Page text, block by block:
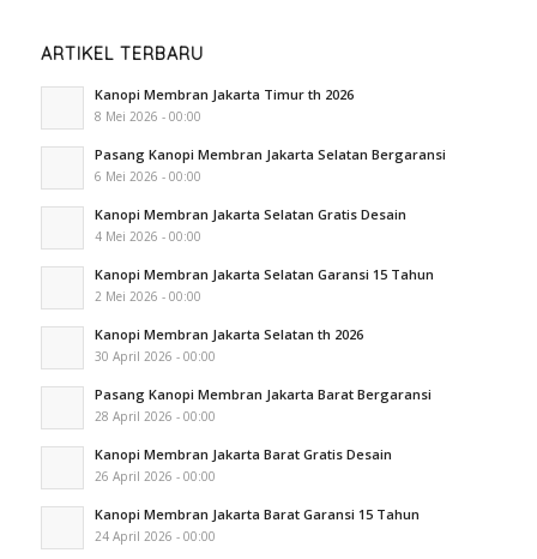
ARTIKEL TERBARU
Kanopi Membran Jakarta Timur th 2026
8 Mei 2026 - 00:00
Pasang Kanopi Membran Jakarta Selatan Bergaransi
6 Mei 2026 - 00:00
Kanopi Membran Jakarta Selatan Gratis Desain
4 Mei 2026 - 00:00
Kanopi Membran Jakarta Selatan Garansi 15 Tahun
2 Mei 2026 - 00:00
Kanopi Membran Jakarta Selatan th 2026
30 April 2026 - 00:00
Pasang Kanopi Membran Jakarta Barat Bergaransi
28 April 2026 - 00:00
Kanopi Membran Jakarta Barat Gratis Desain
26 April 2026 - 00:00
Kanopi Membran Jakarta Barat Garansi 15 Tahun
24 April 2026 - 00:00